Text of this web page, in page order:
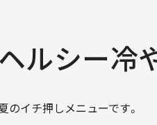
ヘルシー冷
のイチ押しメニューです。